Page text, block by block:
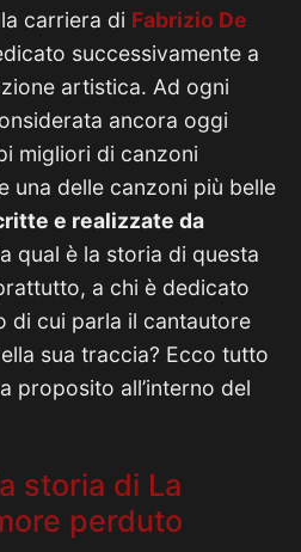
carriera di Fabrizio De
successivamente a
artistica. Ad ogni
ancora oggi
migliori di canzoni
una delle canzoni più belle
e realizzate da
qual è la storia di questa
a chi è dedicato
di cui parla il cantautore
sua traccia? Ecco tutto
proposito all’interno del
storia di La
perduto